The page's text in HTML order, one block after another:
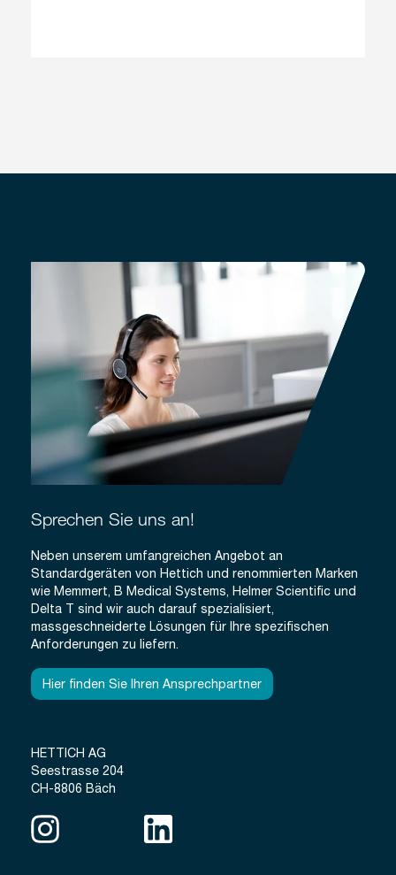
Sprechen Sie uns an!
Neben unserem umfangreichen Angebot an
Standardgeräten von Hettich und renommierten Marken
wie Memmert, B Medical Systems, Helmer Scientific und
Delta T sind wir auch darauf spezialisiert,
massgeschneiderte Lösungen für Ihre spezifischen
Anforderungen zu liefern.
Hier finden Sie Ihren Ansprechpartner
HETTICH AG
Seestrasse 204
CH-8806 Bäch